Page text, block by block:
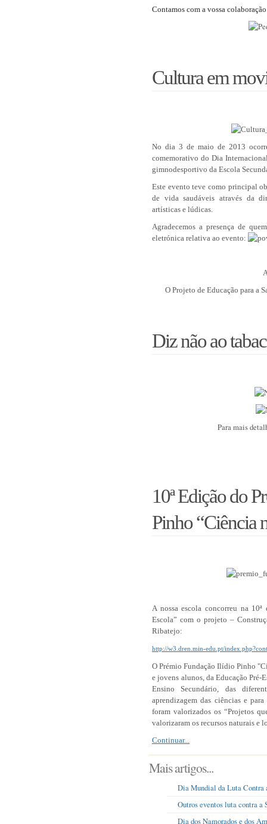
Contamos com a vossa
Cultura em
No dia 3 de maio de 2013
comemorativo do Dia
gimnodesportivo da Escola
Este evento teve como principal
de vida saudáveis através da
artísticas e lúdicas.
Agradecemos a presença de
eletrónica relativa ao evento:
O Projeto de Educação para a
Diz não ao
Para mais
10ª Edição do
Pinho “Ciência
A nossa escola concorreu na
Escola” com o projeto –
Ribatejo:
http://w3.dren.min-edu.pt/
O Prémio Fundação Ilídio Pinho
e jovens alunos, da Educação Pré-
Ensino Secundário, das
aprendizagem das ciências e
foram valorizados os “Projetos
valorizaram os recursos naturais e
Continuar...
Mais artigos...
Dia Mundial da Luta Contra
Outros eventos luta contra a
Dia dos Namorados e dos